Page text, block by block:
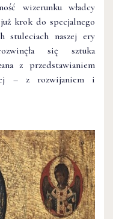
wizerunku władcy
krok do specjalnego
stuleciach naszej ery
się sztuka
z przedstawianiem
– z rozwijaniem i